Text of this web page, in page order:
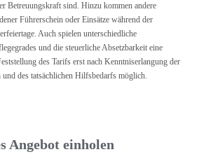
Betreuungskraft sind. Hinzu kommen andere
Führerschein oder Einsätze während der
Auch spielen unterschiedliche
und die steuerliche Absetzbarkeit eine
des Tarifs erst nach Kenntniserlangung der
und des tatsächlichen Hilfsbedarfs möglich.
Angebot einholen